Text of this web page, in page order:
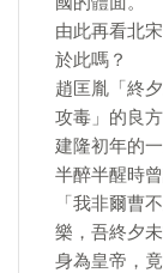
由此再看北
於此嗎？
趙匡胤「終
攻毒」的良方
建隆初年的
半醉半醒時
「我非爾曹
樂，吾終夕
身為皇帝，